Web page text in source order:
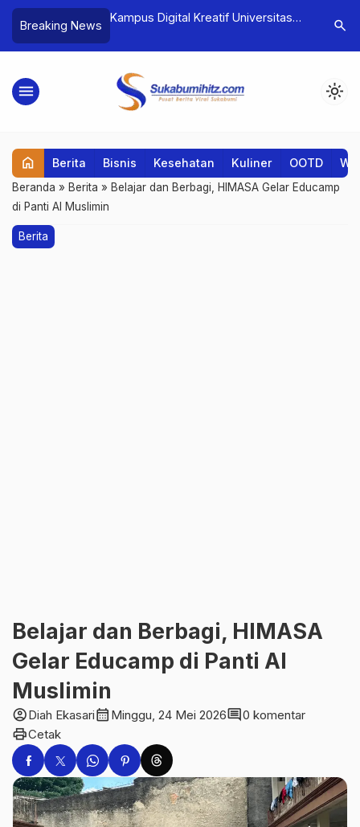
Breaking News
Era Digitalisasi
Kampus Digital Kreatif Universitas
Akreditasi Unggul dari BAN-PT
UNM
MBKM
search
menu light_mode
home Berita Bisnis Kesehatan Kuliner OOTD
Beranda » Berita » Belajar dan Berbagi, HIMASA Gelar Educamp
di Panti Al Muslimin
Berita
Belajar dan Berbagi, HIMASA
Gelar Educamp di Panti Al
Muslimin
account_circleDiah Ekasaricalendar_month Minggu, 24 Mei 2026comment0 komentar
printCetak